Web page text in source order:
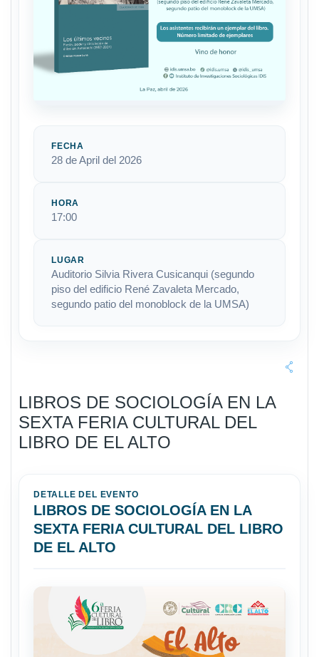
FECHA
28 de April del 2026
HORA
17:00
LUGAR
Auditorio Silvia Rivera Cusicanqui (segundo
piso del edificio René Zavaleta Mercado,
segundo patio del monoblock de la UMSA)
LIBROS DE SOCIOLOGÍA EN LA
SEXTA FERIA CULTURAL DEL
LIBRO DE EL ALTO
DETALLE DEL EVENTO
LIBROS DE SOCIOLOGÍA EN LA
SEXTA FERIA CULTURAL DEL LIBRO
DE EL ALTO